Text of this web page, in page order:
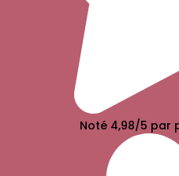
Noté 4,98/5 par